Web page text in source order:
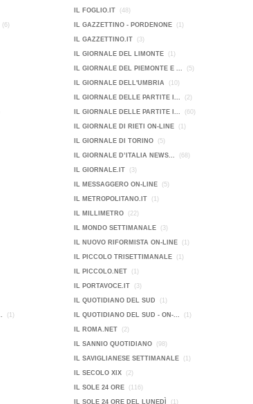
(6)
(1)
IL FOGLIO.IT (48)
IL GAZZETTINO - PORDENONE (1)
IL GAZZETTINO.IT (3)
IL GIORNALE DEL LIMONTE (1)
IL GIORNALE DEL PIEMONTE E ... (5)
IL GIORNALE DELL'UMBRIA (10)
IL GIORNALE DELLE PARTITE I... (2)
IL GIORNALE DELLE PARTITE I... (60)
IL GIORNALE DI RIETI ON-LINE (1)
IL GIORNALE DI TORINO (5)
IL GIORNALE D’ITALIA NEWS... (68)
IL GIORNALE.IT (3)
IL MESSAGGERO ON-LINE (5)
IL METROPOLITANO.IT (1)
IL MILLIMETRO (22)
IL MONDO SETTIMANALE (3)
IL NUOVO RIFORMISTA ON-LINE (1)
IL PICCOLO TRISETTIMANALE (1)
IL PICCOLO.NET (1)
IL PORTAVOCE.IT (3)
IL QUOTIDIANO DEL SUD (1)
IL QUOTIDIANO DEL SUD - ON-... (1)
IL ROMA.NET (2)
IL SANNIO QUOTIDIANO (98)
IL SAVIGLIANESE SETTIMANALE (1)
IL SECOLO XIX (2)
IL SOLE 24 ORE (116)
IL SOLE 24 ORE DEL LUNEDÌ (1)